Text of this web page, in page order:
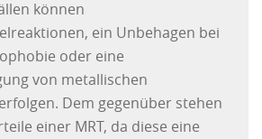
können
ein Unbehagen bei
oder eine
von metallischen
Dem gegenüber stehen
einer MRT, da diese eine